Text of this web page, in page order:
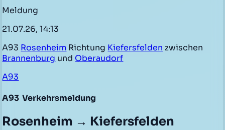
Meldung
21.07.26, 14:13
A93 Rosenheim Richtung Kiefersfelden zwischen
Brannenburg und Oberaudorf
A93
A93 Verkehrsmeldung
Rosenheim → Kiefersfelden